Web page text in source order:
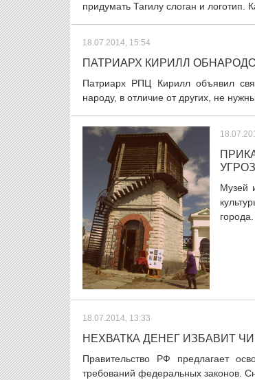
придумать Тагилу слоган и логотип.
18.07.2014, 15:54
ПАТРИАРХ КИРИЛЛ
Патриарх РПЦ Кирилл объявил
народу, в отличие от других, не
Музей
18.07.2014, 13:33
НЕХВАТКА ДЕНЕГ ИЗБАВИТ
Правительство РФ предлагает
требований федеральных законов.